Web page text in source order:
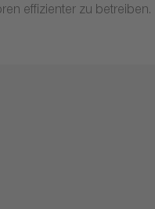
effizienter zu betreiben.